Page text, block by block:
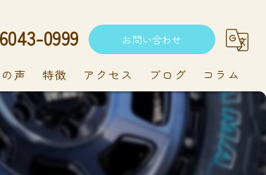
0999 お問い合わせ
声 特徴
中古車
アクセス ブログ コラム